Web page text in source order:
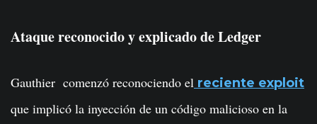
Ataque reconocido y explicado de Ledger
Gauthier comenzó reconociendo el reciente exploit
que implicó la inyección de un código malicioso en la